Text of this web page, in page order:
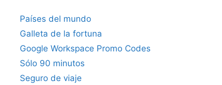
Países del mundo
Galleta de la fortuna
Google Workspace Promo Codes
Sólo 90 minutos
Seguro de viaje